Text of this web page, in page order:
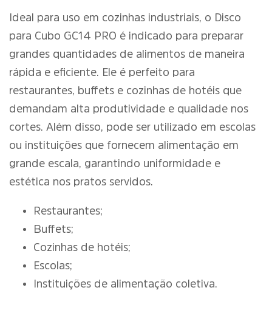
Ideal para uso em cozinhas industriais, o Disco
para Cubo GC14 PRO é indicado para preparar
grandes quantidades de alimentos de maneira
rápida e eficiente. Ele é perfeito para
restaurantes, buffets e cozinhas de hotéis que
demandam alta produtividade e qualidade nos
cortes. Além disso, pode ser utilizado em escolas
ou instituições que fornecem alimentação em
grande escala, garantindo uniformidade e
estética nos pratos servidos.
Restaurantes;
Buffets;
Cozinhas de hotéis;
Escolas;
Instituições de alimentação coletiva.